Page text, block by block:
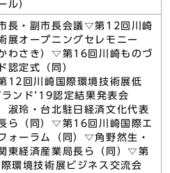
ル）
長・副市長会議▽第12回川崎
展オープニングセレモニー
わさき）▽第16回川崎ものづ
認定式（同）
12回川崎国際環境技術展低
ンド’19認定結果発表会
玲・台北駐日経済文化代表
ら（同）▽第16回川崎国際エ
ォーラム（同）▽角野然生・
東経済産業局長ら（同）▽第
環境技術展ビジネス交流会